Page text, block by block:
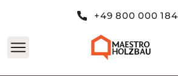
+49 800 000